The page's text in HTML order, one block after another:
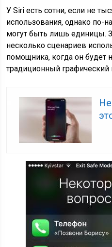
У Siri есть сотни, если не
использования, однако
могут быть лишь единицы.
несколько сценариев
помощника, когда он будет
традиционный графический